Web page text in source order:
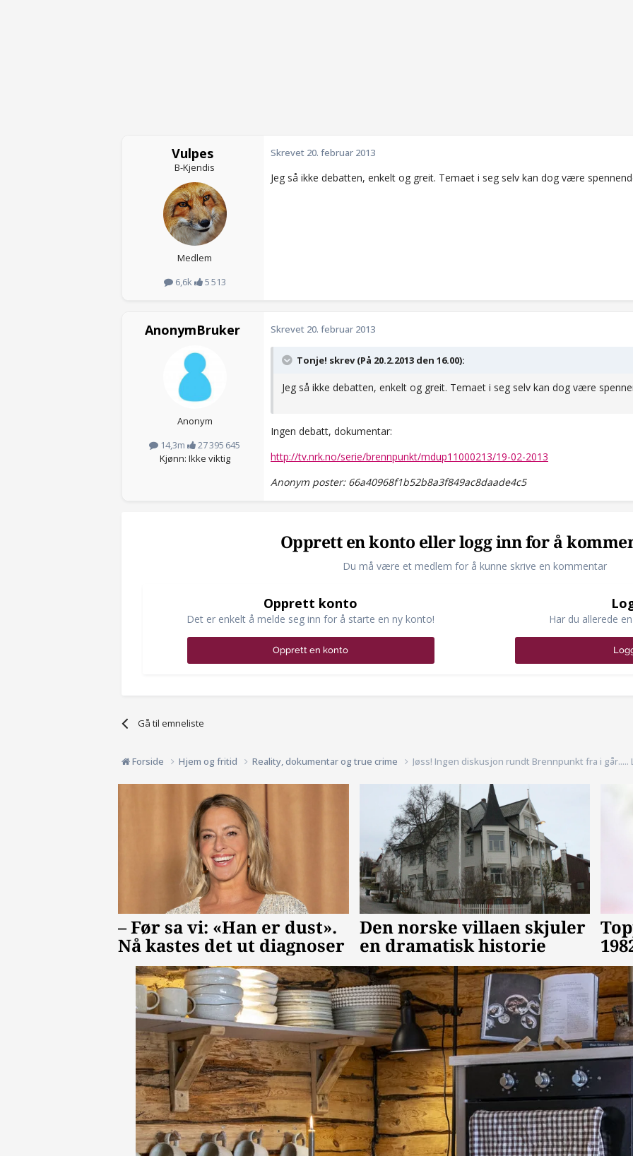
Vulpes
B-Kjendis
Medlem
6,6k
5 513
Skrevet 20. februar 2013
Jeg så ikke debatten, enkelt og greit. Temaet i seg selv kan dog være
AnonymBruker
Anonym
14,3m
27 395 645
Kjønn: Ikke viktig
Skrevet 20. februar 2013
Tonje! skrev (På 20.2.2013 den 16.00):
Jeg så ikke debatten, enkelt og greit. Temaet i seg selv kan dog være
Ingen debatt, dokumentar:
http://tv.nrk.no/serie/brennpunkt/mdup11000213/19-02-2013
Anonym poster: 66a40968f1b52b8a3f849ac8daade4c5
Opprett en konto eller logg inn for å
Du må være et medlem for å kunne skrive en kommentar
Opprett konto
Det er enkelt å melde seg inn for å starte en ny konto!
Opprett en konto
Har du allerede
Gå til emneliste
Forside Hjem og fritid Reality, dokumentar og true crime Jøss! Ingen diskusjon rundt Brennpunkt fra i går.....